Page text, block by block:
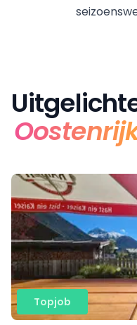
Topjob